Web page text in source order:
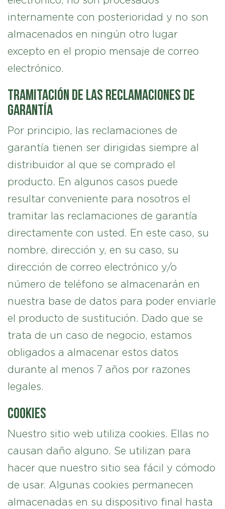
internamente con posterioridad y no son
almacenados en ningún otro lugar
excepto en el propio mensaje de correo
electrónico.
Tramitación de las reclamaciones de
garantía
Por principio, las reclamaciones de
garantía tienen ser dirigidas siempre al
distribuidor al que se comprado el
producto. En algunos casos puede
resultar conveniente para nosotros el
tramitar las reclamaciones de garantía
directamente con usted. En este caso, su
nombre, dirección y, en su caso, su
dirección de correo electrónico y/o
número de teléfono se almacenarán en
nuestra base de datos para poder enviarle
el producto de sustitución. Dado que se
trata de un caso de negocio, estamos
obligados a almacenar estos datos
durante al menos 7 años por razones
legales.
Cookies
Nuestro sitio web utiliza cookies. Ellas no
causan daño alguno. Se utilizan para
hacer que nuestro sitio sea fácil y cómodo
de usar. Algunas cookies permanecen
almacenadas en su dispositivo final hasta